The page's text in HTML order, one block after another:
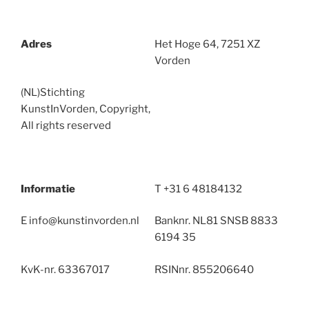
Adres
Het Hoge 64, 7251 XZ
Vorden
(NL)Stichting
KunstInVorden, Copyright,
All rights reserved
Informatie T +31 6 48184132
E info@kunstinvorden.nl
Banknr. NL81 SNSB 8833
6194 35
KvK-nr. 63367017 RSINnr. 855206640